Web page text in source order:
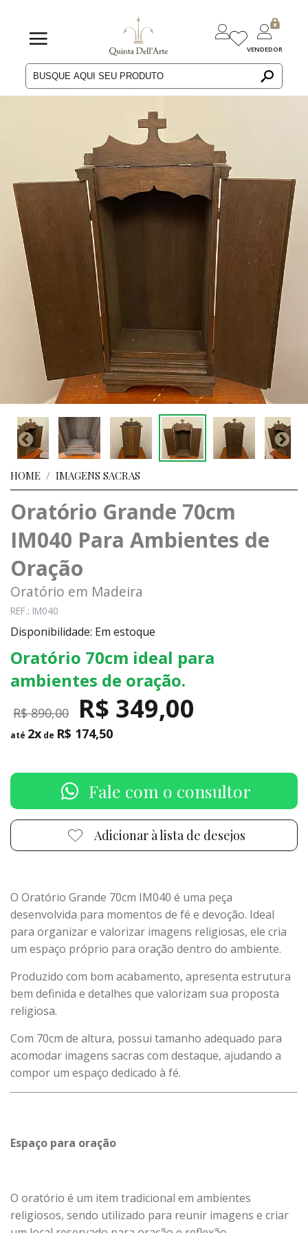
VENDEDOR
HOME / IMAGENS SACRAS
Oratório Grande 70cm
IM040 Para Ambientes de
Oração
Oratório em Madeira
REF.: IM040
Disponibilidade: Em estoque
Oratório 70cm ideal para
ambientes de oração.
R$ 890,00 R$ 349,00
até 2x de R$ 174,50
Fale com o consultor
Adicionar à lista de desejos
O Oratório Grande 70cm IM040 é uma peça
desenvolvida para momentos de fé e devoção. Ideal
para organizar e valorizar imagens religiosas, ele cria
um espaço próprio para oração dentro do ambiente.
Produzido com bom acabamento, apresenta estrutura
bem definida e detalhes que valorizam sua proposta
religiosa.
Com 70cm de altura, possui tamanho adequado para
acomodar imagens sacras com destaque, ajudando a
compor um espaço dedicado à fé.
Espaço para oração
O oratório é um item tradicional em ambientes
religiosos, sendo utilizado para reunir imagens e criar